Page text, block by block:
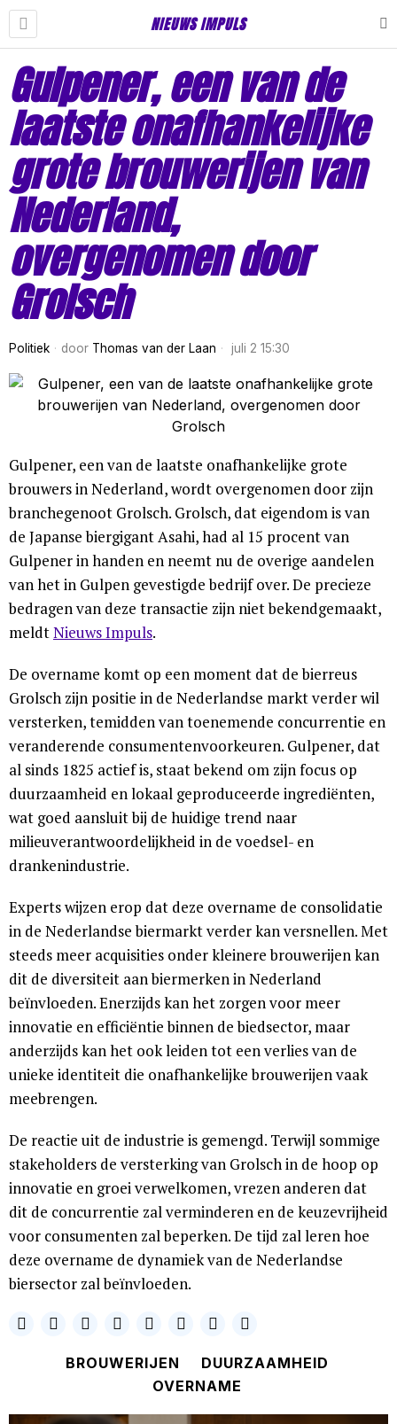
NIEUWS IMPULS
Gulpener, een van de
laatste onafhankelijke
grote brouwerijen van
Nederland,
overgenomen door
Grolsch
Politiek door Thomas van der Laan juli 2 15:30
Gulpener, een van de laatste onafhankelijke grote
brouwers in Nederland, wordt overgenomen door zijn
branchegenoot Grolsch. Grolsch, dat eigendom is van
de Japanse biergigant Asahi, had al 15 procent van
Gulpener in handen en neemt nu de overige aandelen
van het in Gulpen gevestigde bedrijf over. De precieze
bedragen van deze transactie zijn niet bekendgemaakt,
meldtNieuws Impuls.
De overname komt op een moment dat de bierreus
Grolsch zijn positie in de Nederlandse markt verder wil
versterken, temidden van toenemende concurrentie en
veranderende consumentenvoorkeuren. Gulpener, dat
al sinds 1825 actief is, staat bekend om zijn focus op
duurzaamheid en lokaal geproduceerde ingrediënten,
wat goed aansluit bij de huidige trend naar
milieuverantwoordelijkheid in de voedsel- en
drankenindustrie.
Experts wijzen erop dat deze overname de consolidatie
in de Nederlandse biermarkt verder kan versnellen. Met
steeds meer acquisities onder kleinere brouwerijen kan
dit de diversiteit aan biermerken in Nederland
beïnvloeden. Enerzijds kan het zorgen voor meer
innovatie en efficiëntie binnen de biedsector, maar
anderzijds kan het ook leiden tot een verlies van de
unieke identiteit die onafhankelijke brouwerijen vaak
meebrengen.
De reactie uit de industrie is gemengd. Terwijl sommige
stakeholders de versterking van Grolsch in de hoop op
innovatie en groei verwelkomen, vrezen anderen dat
dit de concurrentie zal verminderen en de keuzevrijheid
voor consumenten zal beperken. De tijd zal leren hoe
deze overname de dynamiek van de Nederlandse
biersector zal beïnvloeden.
BROUWERIJEN
DUURZAAMHEID
OVERNAME